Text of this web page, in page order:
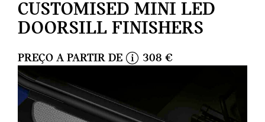
CUSTOMISED MINI LED
DOORSILL FINISHERS
PREÇO A PARTIR DE
o
308 €